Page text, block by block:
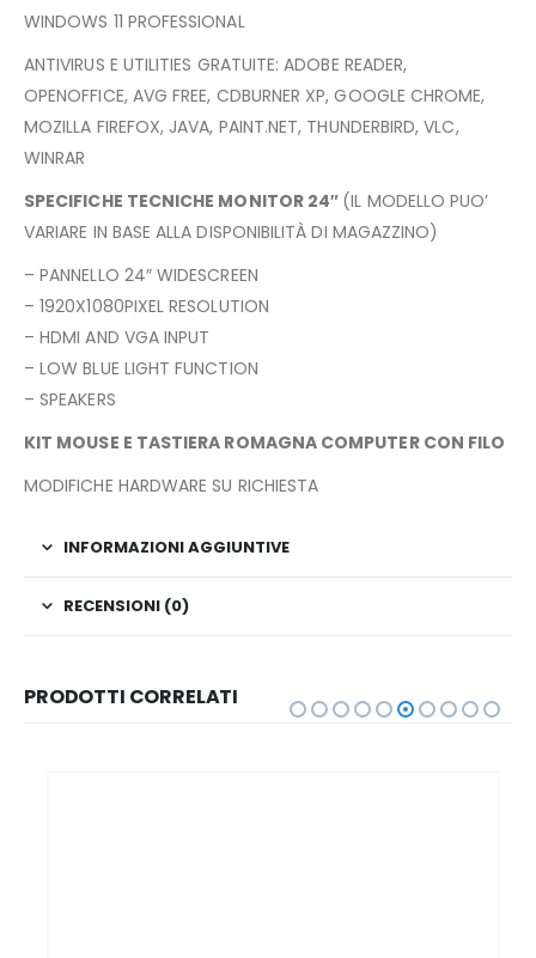
WINDOWS 11 PROFESSIONAL
ANTIVIRUS E UTILITIES GRATUITE: ADOBE READER,
OPENOFFICE, AVG FREE, CDBURNER XP, GOOGLE CHROME,
MOZILLA FIREFOX, JAVA, PAINT.NET, THUNDERBIRD, VLC,
WINRAR
SPECIFICHE TECNICHE MONITOR 24″ (IL MODELLO PUO’
VARIARE IN BASE ALLA DISPONIBILITÀ DI MAGAZZINO)
– PANNELLO 24″ WIDESCREEN
– 1920X1080PIXEL RESOLUTION
– HDMI AND VGA INPUT
– LOW BLUE LIGHT FUNCTION
– SPEAKERS
KIT MOUSE E TASTIERA ROMAGNA COMPUTER CON FILO
MODIFICHE HARDWARE SU RICHIESTA
INFORMAZIONI AGGIUNTIVE
RECENSIONI (0)
PRODOTTI CORRELATI